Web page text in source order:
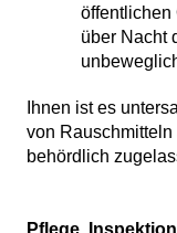
öffentlichen
über Nacht
Ihnen ist es
von
behördlich